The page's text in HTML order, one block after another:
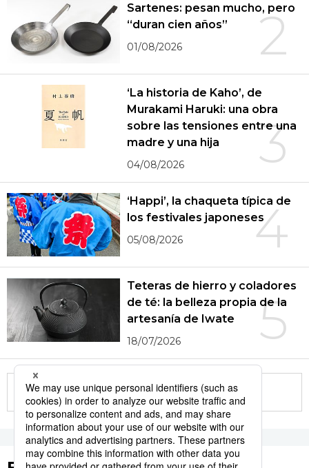
2
Sartenes: pesan mucho, pero
“duran cien años”
01/08/2026
3
‘La historia de Kaho’, de
Murakami Haruki: una obra
sobre las tensiones entre una
madre y una hija
04/08/2026
4
‘Happi’, la chaqueta típica de
los festivales japoneses
05/08/2026
5
Teteras de hierro y coladores
de té: la belleza propia de la
artesanía de Iwate
18/07/2026
More in this series